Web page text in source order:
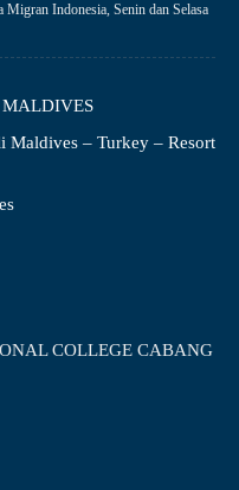
Indonesia, Senin dan Selasa
MALDIVES
Maldives – Turkey – Resort
COLLEGE CABANG